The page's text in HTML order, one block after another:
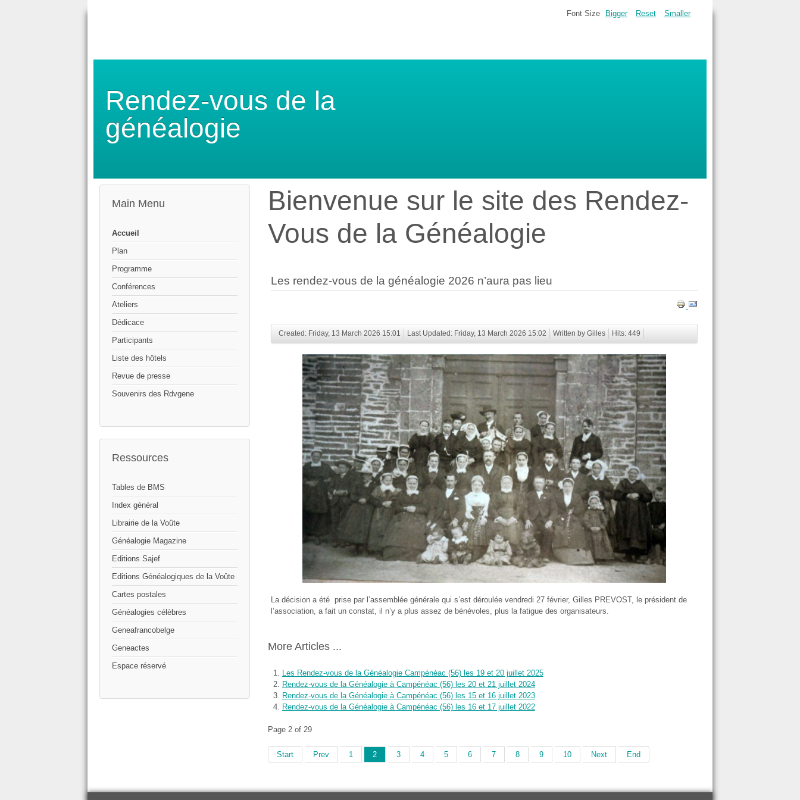
Rendez-vous de la
généalogie
Font Size Bigger Reset Smaller
Main Menu
Accueil
Plan
Programme
Conférences
Ateliers
Dédicace
Participants
Liste des hôtels
Revue de presse
Souvenirs des Rdvgene
Ressources
Tables de BMS
Index général
Librairie de la Voûte
Généalogie Magazine
Editions Sajef
Editions Généalogiques de la Voûte
Cartes postales
Généalogies célèbres
Geneafrancobelge
Geneactes
Espace réservé
Bienvenue sur le site des Rendez-
Vous de la Généalogie
Les rendez-vous de la généalogie 2026 n’aura pas lieu
Created: Friday, 13 March 2026 15:01 Last Updated: Friday, 13 March 2026 15:02 Written by Gilles Hits: 449
La décision a été prise par l’assemblée générale qui s’est déroulée vendredi 27 février, Gilles PREVOST, le président de
l’association, a fait un constat, il n’y a plus assez de bénévoles, plus la fatigue des organisateurs.
More Articles ...
Les Rendez-vous de la Généalogie Campénéac (56) les 19 et 20 juillet 2025
Rendez-vous de la Généalogie à Campénéac (56) les 20 et 21 juillet 2024
Rendez-vous de la Généalogie à Campénéac (56) les 15 et 16 juillet 2023
Rendez-vous de la Généalogie à Campénéac (56) les 16 et 17 juillet 2022
Page 2 of 29
Start Prev 1 2 3 4 5 6 7 8 9 10 Next End